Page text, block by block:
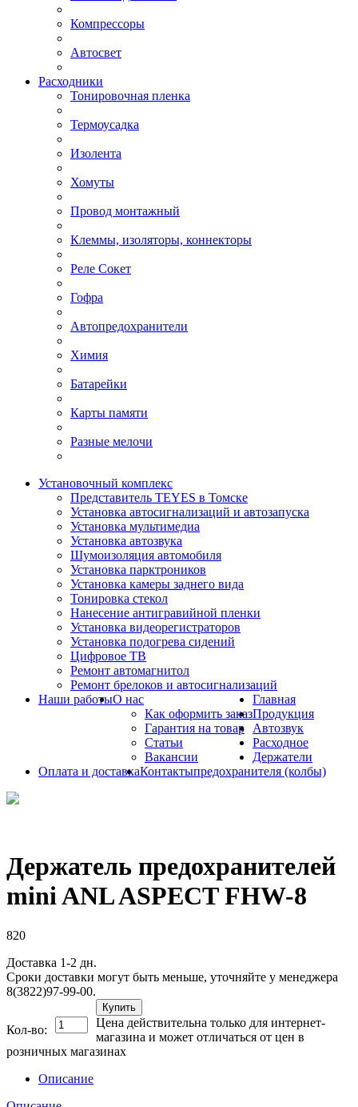
Компрессоры
Автосвет
Расходники
Тонировочная пленка
Термоусадка
Изолента
Хомуты
Провод монтажный
Клеммы, изоляторы, коннекторы
Реле Сокет
Гофра
Автопредохранители
Химия
Батарейки
Карты памяти
Разные мелочи
Установочный комплекс
Представитель TEYES в Томске
Установка автосигнализаций и автозапуска
Установка мультимедиа
Установка автозвука
Шумоизоляция автомобиля
Установка парктроников
Установка камеры заднего вида
Тонировка стекол
Нанесение антигравийной пленки
Установка видеорегистраторов
Установка подогрева сидений
Цифровое ТВ
Ремонт автомагнитол
Ремонт брелоков и автосигнализаций
Наши работыО нас
Как оформить заказ
Гарантия на товар
Статьи
Вакансии
Оплата и доставкаКонтакты
Главная
Продукция
Автозвук
Расходное
Держатели
предохранителя (колбы)
Держатель предохранителей
mini ANL ASPECT FHW-8
820
Доставка 1-2 дн.
Сроки доставки могут быть меньше, уточняйте у менеджера
8(3822)97-99-00.
Кол-во:
Купить
Цена действительна только для интернет-
магазина и может отличаться от цен в
розничных магазинах
Описание